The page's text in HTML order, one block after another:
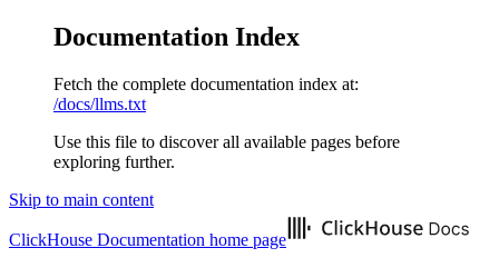
Documentation Index
Fetch the complete documentation index at:
/docs/llms.txt
Use this file to discover all available pages before
exploring further.
Skip to main content
ClickHouse Documentation home page